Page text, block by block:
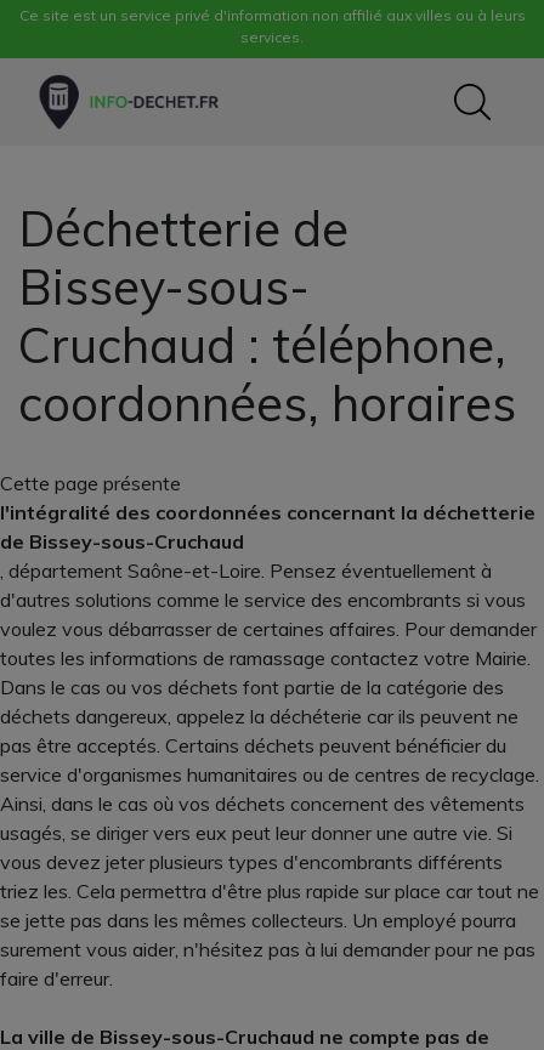
Ce site est un service privé d'information non affilié aux villes ou à leurs
services.
Déchetterie de
Bissey-sous-
Cruchaud : téléphone,
coordonnées, horaires
Cette page présente
l'intégralité des coordonnées concernant la déchetterie
de Bissey-sous-Cruchaud
, département Saône-et-Loire. Pensez éventuellement à
d'autres solutions comme le service des encombrants si vous
voulez vous débarrasser de certaines affaires. Pour demander
toutes les informations de ramassage contactez votre Mairie.
Dans le cas ou vos déchets font partie de la catégorie des
déchets dangereux, appelez la déchéterie car ils peuvent ne
pas être acceptés. Certains déchets peuvent bénéficier du
service d'organismes humanitaires ou de centres de recyclage.
Ainsi, dans le cas où vos déchets concernent des vêtements
usagés, se diriger vers eux peut leur donner une autre vie. Si
vous devez jeter plusieurs types d'encombrants différents
triez les. Cela permettra d'être plus rapide sur place car tout ne
se jette pas dans les mêmes collecteurs. Un employé pourra
surement vous aider, n'hésitez pas à lui demander pour ne pas
faire d'erreur.
La ville de Bissey-sous-Cruchaud ne compte pas de